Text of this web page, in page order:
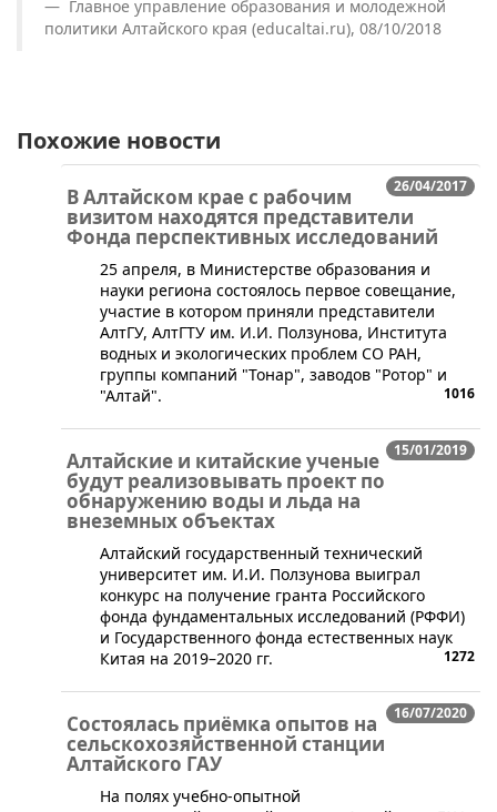
Главное управление образования и молодежной
политики Алтайского края (educaltai.ru), 08/10/2018
Похожие новости
26/04/2017
В Алтайском крае с рабочим
визитом находятся представители
Фонда перспективных исследований
25 апреля, в Министерстве образования и
науки региона состоялось первое совещание,
участие в котором приняли представители
АлтГУ, АлтГТУ им. И.И. Ползунова, Института
водных и экологических проблем СО РАН,
группы компаний "Тонар", заводов "Ротор" и
"Алтай".
1016
15/01/2019
Алтайские и китайские ученые
будут реализовывать проект по
обнаружению воды и льда на
внеземных объектах
​Алтайский государственный технический
университет им. И.И. Ползунова выиграл
конкурс на получение гранта Российского
фонда фундаментальных исследований (РФФИ)
и Государственного фонда естественных наук
Китая на 2019–2020 гг.
1272
16/07/2020
Состоялась приёмка опытов на
сельскохозяйственной станции
Алтайского ГАУ
На полях учебно-опытной